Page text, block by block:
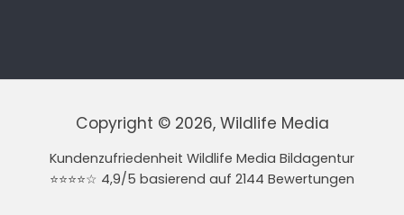
Copyright © 2026, Wildlife Media
Kundenzufriedenheit Wildlife Media Bildagentur
⭐⭐⭐⭐☆ 4,9/5 basierend auf 2144 Bewertungen